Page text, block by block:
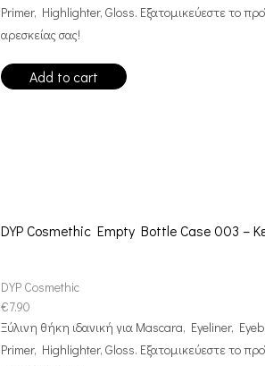
Primer, Highlighter, Gloss. Εξατομικεύεστε το
αρεσκείας σας!
Add to cart
DYP Cosmethic Empty Bottle Case 003 –
DYP Cosmethic
€7.90
Ξύλινη θήκη ιδανική για Mascara, Eyeliner,
Primer, Highlighter, Gloss. Εξατομικεύεστε το